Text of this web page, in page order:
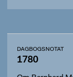
DAGBOGSNOTAT
1780